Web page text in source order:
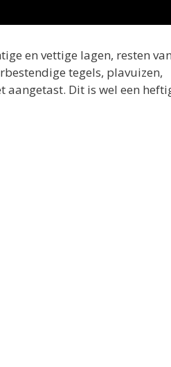
en vettige lagen, resten van
tegels, plavuizen,
Dit is wel een